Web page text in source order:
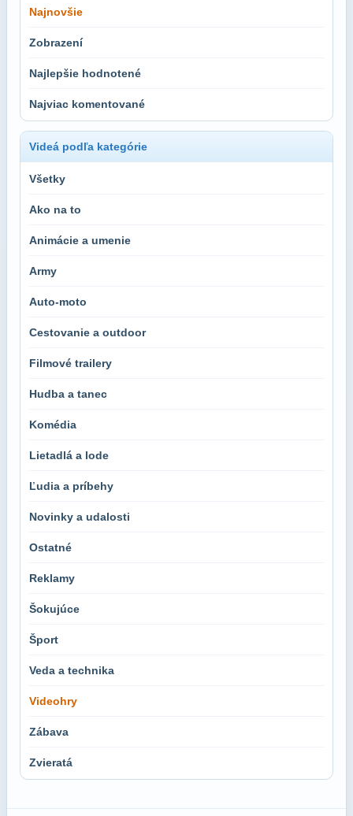
Najnovšie
Zobrazení
Najlepšie hodnotené
Najviac komentované
Videá podľa kategórie
Všetky
Ako na to
Animácie a umenie
Army
Auto-moto
Cestovanie a outdoor
Filmové trailery
Hudba a tanec
Komédia
Lietadlá a lode
Ľudia a príbehy
Novinky a udalosti
Ostatné
Reklamy
Šokujúce
Šport
Veda a technika
Videohry
Zábava
Zvieratá